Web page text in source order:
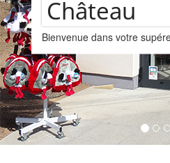
de Saint-Hippolyte.